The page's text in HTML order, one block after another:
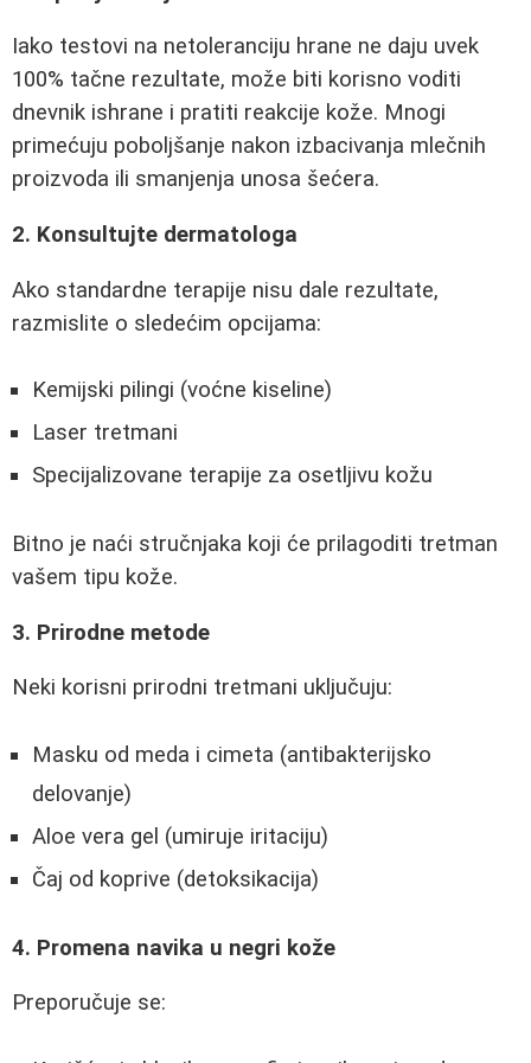
Iako testovi na netoleranciju hrane ne daju uvek
100% tačne rezultate, može biti korisno voditi
dnevnik ishrane i pratiti reakcije kože. Mnogi
primećuju poboljšanje nakon izbacivanja mlečnih
proizvoda ili smanjenja unosa šećera.
2. Konsultujte dermatologa
Ako standardne terapije nisu dale rezultate,
razmislite o sledećim opcijama:
Kemijski pilingi (voćne kiseline)
Laser tretmani
Specijalizovane terapije za osetljivu kožu
Bitno je naći stručnjaka koji će prilagoditi tretman
vašem tipu kože.
3. Prirodne metode
Neki korisni prirodni tretmani uključuju:
Masku od meda i cimeta (antibakterijsko
delovanje)
Aloe vera gel (umiruje iritaciju)
Čaj od koprive (detoksikacija)
4. Promena navika u negri kože
Preporučuje se: